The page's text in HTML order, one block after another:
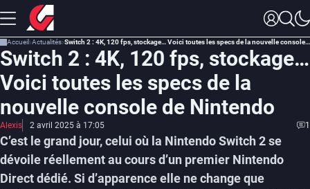
Accueil Actualités Switch 2 : 4K, 120 fps, stockage… Voici toutes les specs de la nouvelle console de Nintendo
Switch 2 : 4K, 120 fps, stockage…
Voici toutes les specs de la
nouvelle console de Nintendo
Alexis 2 avril 2025 à 17:05 1
C’est le grand jour, celui où la Nintendo Switch 2 se
dévoile réellement au cours d’un premier Nintendo
Direct dédié. Si d’apparence elle ne change que